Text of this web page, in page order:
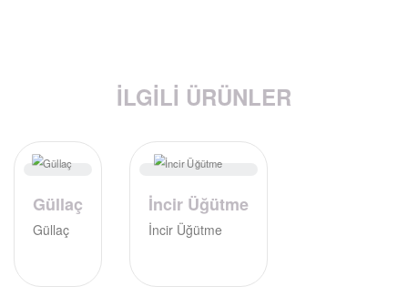
İLGILI ÜRÜNLER
Güllaç
Güllaç
İncir Üğütme
İncir Üğütme